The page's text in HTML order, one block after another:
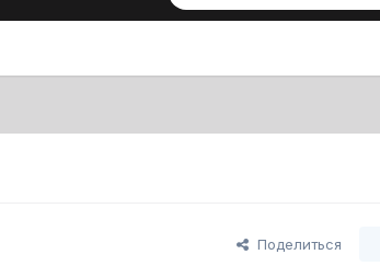
Поделиться